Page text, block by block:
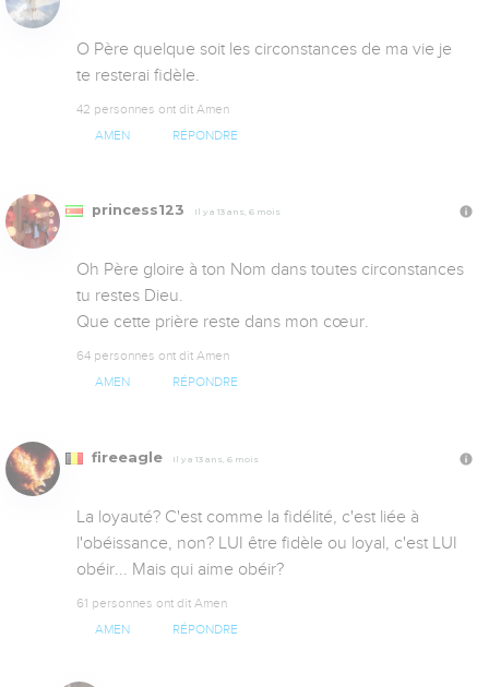
O Père quelque soit les circonstances de ma vie je
te resterai fidèle.
42 personnes ont dit Amen
AMEN RÉPONDRE
princess123 Il y a 13 ans, 6 mois
Oh Père gloire à ton Nom dans toutes circonstances
tu restes Dieu.
Que cette prière reste dans mon cœur.
64 personnes ont dit Amen
AMEN RÉPONDRE
fireeagle Il y a 13 ans, 6 mois
La loyauté? C'est comme la fidélité, c'est liée à
l'obéissance, non? LUI être fidèle ou loyal, c'est LUI
obéir... Mais qui aime obéir?
61 personnes ont dit Amen
AMEN RÉPONDRE